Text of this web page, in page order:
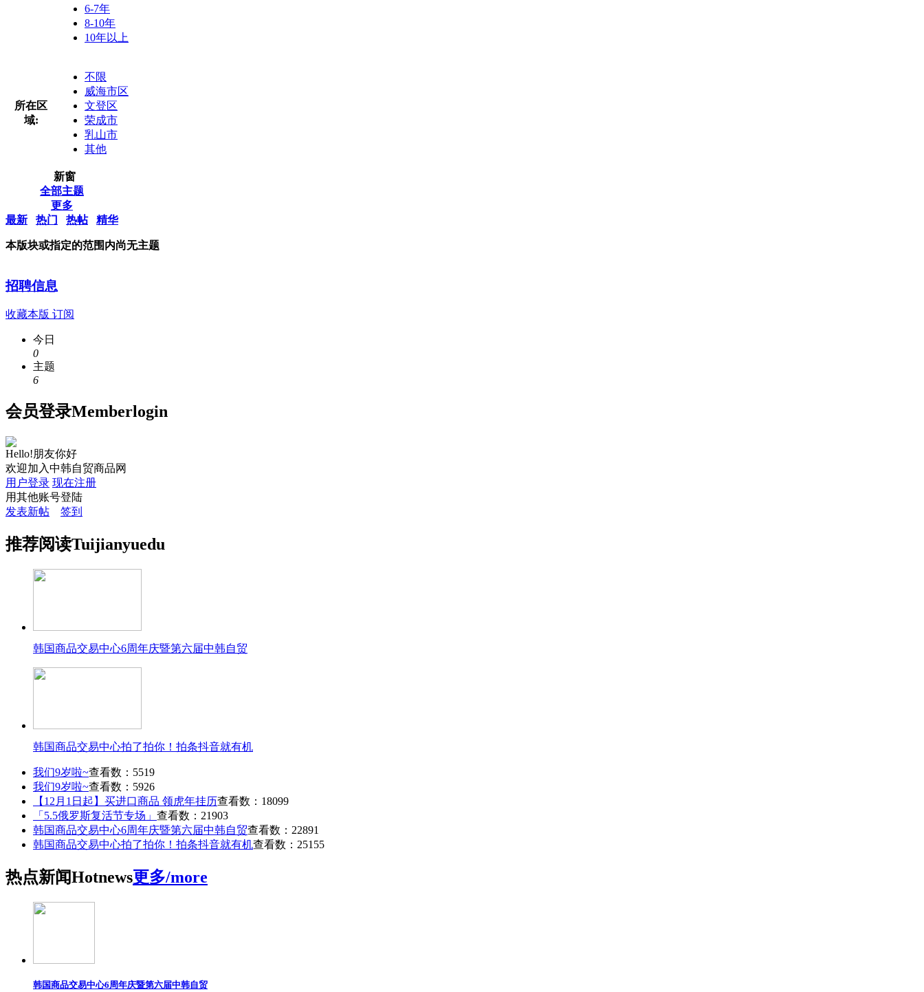
6-7年
8-10年
10年以上
所在区
域:
不限
威海市区
文登区
荣成市
乳山市
其他
新窗
全部主题
更多
最新
热门 热帖 精华
本版块或指定的范围内尚无主题
招聘信息
收藏本版 订阅
今日
0
主题
6
会员登录Memberlogin
Hello!朋友你好
欢迎加入中韩自贸商品网
用户登录 现在注册
用其他账号登陆
发表新帖
签到
推荐阅读Tuijianyuedu
韩国商品交易中心6周年庆暨第六届中韩自贸
韩国商品交易中心拍了拍你！拍条抖音就有机
我们9岁啦~查看数：5519
我们9岁啦~查看数：5926
【12月1日起】买进口商品 领虎年挂历查看数：18099
「5.5俄罗斯复活节专场」 查看数：21903
韩国商品交易中心6周年庆暨第六届中韩自贸查看数：22891
韩国商品交易中心拍了拍你！拍条抖音就有机查看数：25155
热点新闻Hotnews更多/more
韩国商品交易中心6周年庆暨第六届中韩自贸